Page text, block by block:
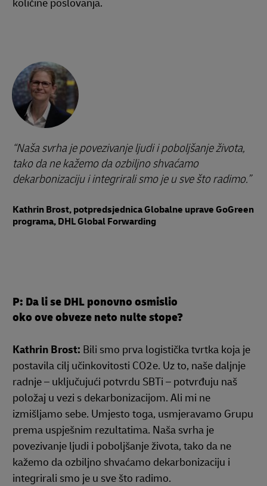
količine poslovanja.
Naša svrha je povezivanje ljudi i poboljšanje života,
tako da ne kažemo da ozbiljno shvaćamo
dekarbonizaciju i integrirali smo je u sve što radimo.
Kathrin Brost, potpredsjednica Globalne uprave GoGreen
programa, DHL Global Forwarding
P: Da li se DHL ponovno osmislio
oko ove obveze neto nulte stope?
Kathrin Brost: Bili smo prva logistička tvrtka koja je
postavila cilj učinkovitosti CO2e. Uz to, naše daljnje
radnje – uključujući potvrdu SBTi – potvrđuju naš
položaj u vezi s dekarbonizacijom. Ali mi ne
izmišljamo sebe. Umjesto toga, usmjeravamo Grupu
prema uspješnim rezultatima. Naša svrha je
povezivanje ljudi i poboljšanje života, tako da ne
kažemo da ozbiljno shvaćamo dekarbonizaciju i
integrirali smo je u sve što radimo.